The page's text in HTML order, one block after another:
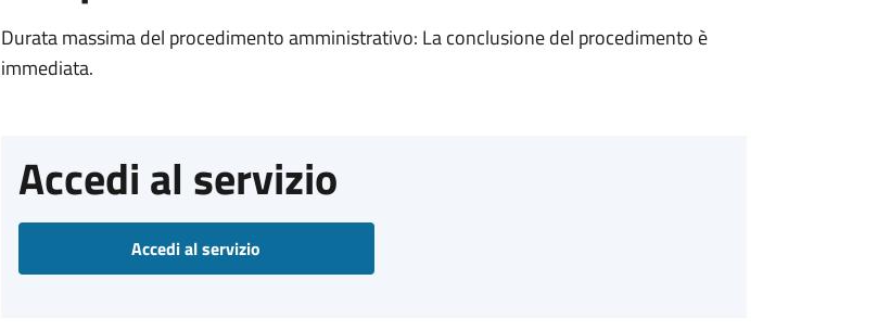
Durata massima del procedimento amministrativo: La conclusione del procedimento è
immediata.
Accedi al servizio
Accedi al servizio